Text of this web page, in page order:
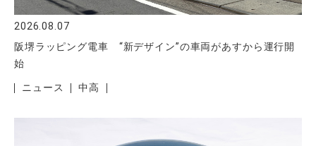
2026.08.07
阪堺ラッピング電車 “新デザイン”の車両があすから運行開
始
ニュース
中高